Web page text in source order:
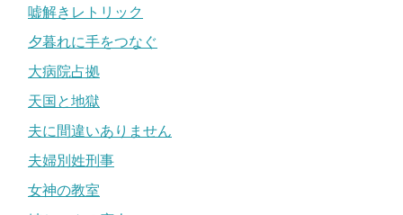
嘘解きレトリック
夕暮れに手をつなぐ
大病院占拠
天国と地獄
夫に間違いありません
夫婦別姓刑事
女神の教室